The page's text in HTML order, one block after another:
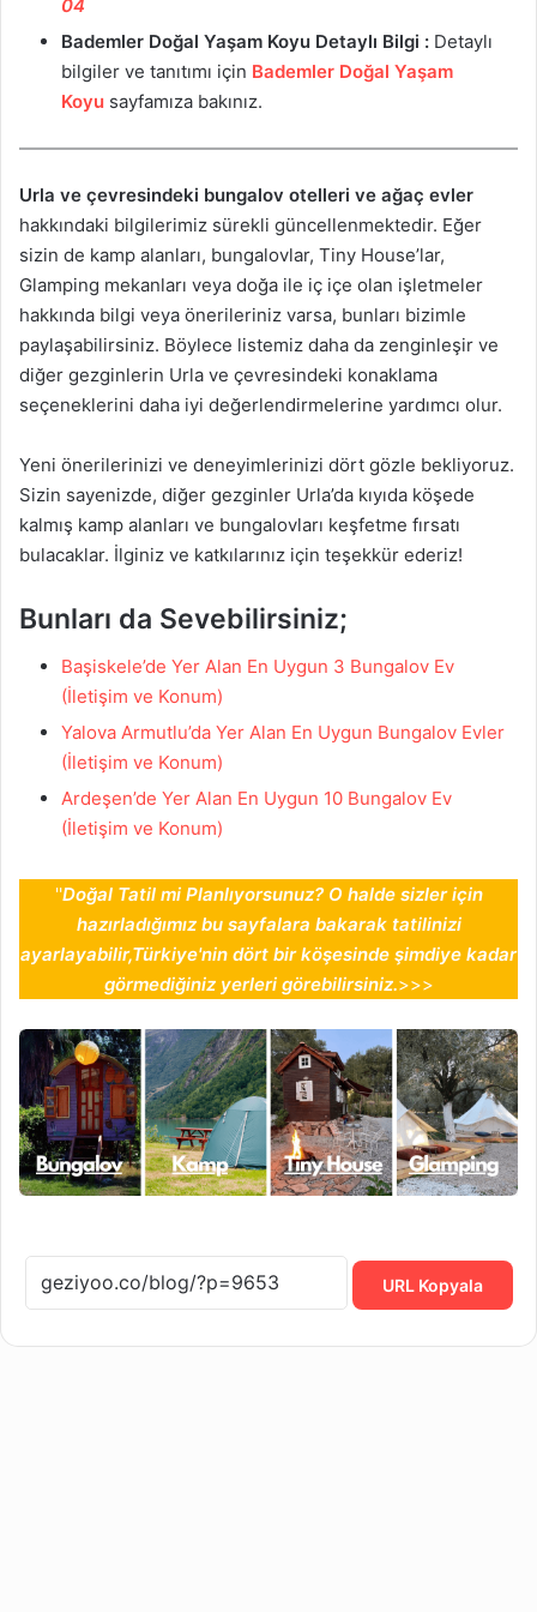
04
Bademler Doğal Yaşam Koyu Detaylı Bilgi : Detaylı
bilgiler ve tanıtımı için Bademler Doğal Yaşam
Koyu sayfamıza bakınız.
Urla ve çevresindeki bungalov otelleri ve ağaç evler
hakkındaki bilgilerimiz sürekli güncellenmektedir. Eğer
sizin de kamp alanları, bungalovlar, Tiny House’lar,
Glamping mekanları veya doğa ile iç içe olan işletmeler
hakkında bilgi veya önerileriniz varsa, bunları bizimle
paylaşabilirsiniz. Böylece listemiz daha da zenginleşir ve
diğer gezginlerin Urla ve çevresindeki konaklama
seçeneklerini daha iyi değerlendirmelerine yardımcı olur.
Yeni önerilerinizi ve deneyimlerinizi dört gözle bekliyoruz.
Sizin sayenizde, diğer gezginler Urla’da kıyıda köşede
kalmış kamp alanları ve bungalovları keşfetme fırsatı
bulacaklar. İlginiz ve katkılarınız için teşekkür ederiz!
Bunları da Sevebilirsiniz;
Başiskele’de Yer Alan En Uygun 3 Bungalov Ev
(İletişim ve Konum)
Yalova Armutlu’da Yer Alan En Uygun Bungalov Evler
(İletişim ve Konum)
Ardeşen’de Yer Alan En Uygun 10 Bungalov Ev
(İletişim ve Konum)
''Doğal Tatil mi Planlıyorsunuz? O halde sizler için
hazırladığımız bu sayfalara bakarak tatilinizi
ayarlayabilir,Türkiye'nin dört bir köşesinde şimdiye kadar
görmediğiniz yerleri görebilirsiniz.>>>
URL Kopyala